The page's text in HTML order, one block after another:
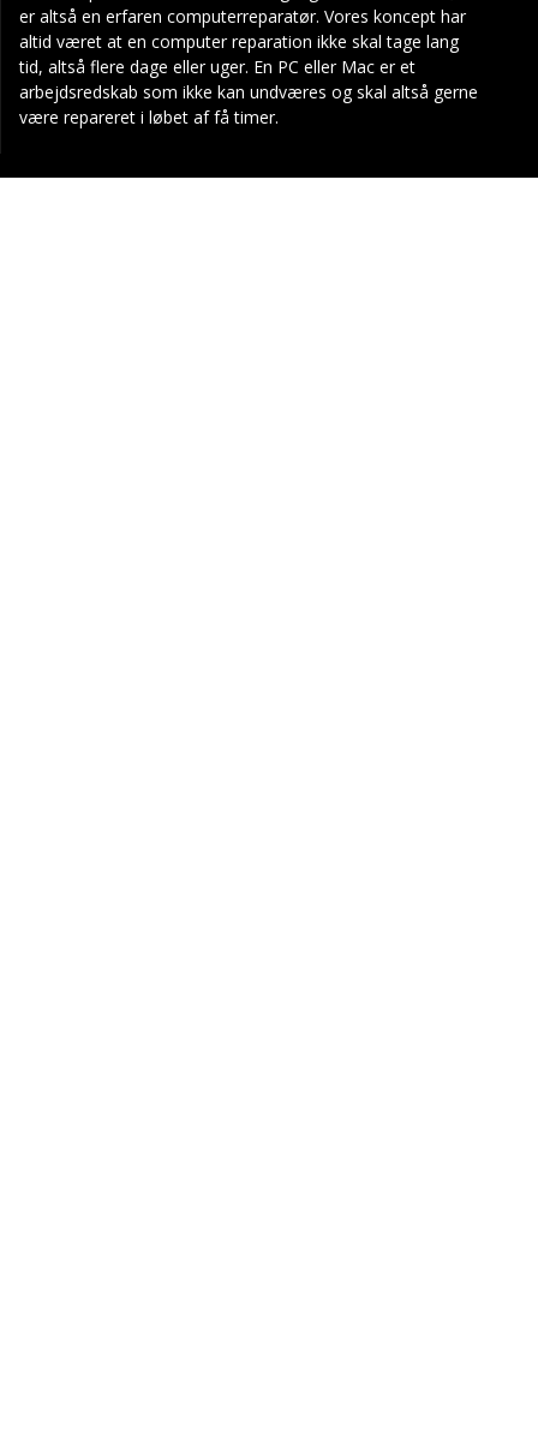
er altså en erfaren computerreparatør. Vores koncept har
altid været at en computer reparation ikke skal tage lang
tid, altså flere dage eller uger. En PC eller Mac er et
arbejdsredskab som ikke kan undværes og skal altså gerne
være repareret i løbet af få timer.